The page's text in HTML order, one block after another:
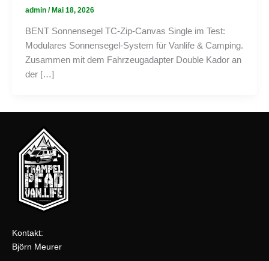
admin / Mai 18, 2026
BENT Sonnensegel TC-Zip-Canvas Single im Test:
Modulares Sonnensegel-System für Vanlife & Camping.
Zusammen mit dem Fahrzeugadapter Double Kador an
der […]
Kontakt:
Björn Meurer